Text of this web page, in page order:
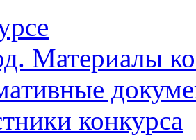
Материалы
конкурса